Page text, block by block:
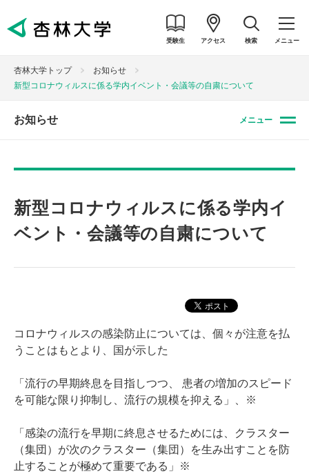
受験生 アクセス 検索 メニュー
杏林大学トップ
お知らせ
新型コロナウィルスに係る学内イベント・会議等の自粛について
お知らせ メニュー
新型コロナウィルスに係る学内イ
ベント・会議等の自粛について
コロナウィルスの感染防止については、個々が注意を払
うことはもとより、国が示した
「流行の早期終息を目指しつつ、 患者の増加のスピード
を可能な限り抑制し、流行の規模を抑える」、※
「感染の流行を早期に終息させるためには、クラスター
（集団）が次のクラスター（集団）を生み出すことを防
止することが極めて重要である」※